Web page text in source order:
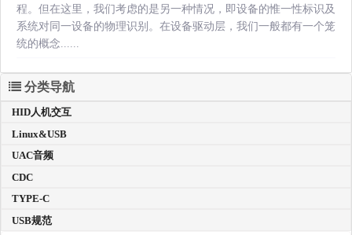
程。但在这里，我们考虑的是另一种情况，即设备的惟一性标识及
系统对同一设备的物理识别。在设备驱动层，我们一般都有一个笼
统的概念......
分类导航
HID人机交互
Linux&USB
UAC音频
CDC
TYPE-C
USB规范